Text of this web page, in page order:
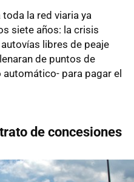
la red viaria ya
siete años: la crisis
libres de peaje
de puntos de
para pagar el
de concesiones